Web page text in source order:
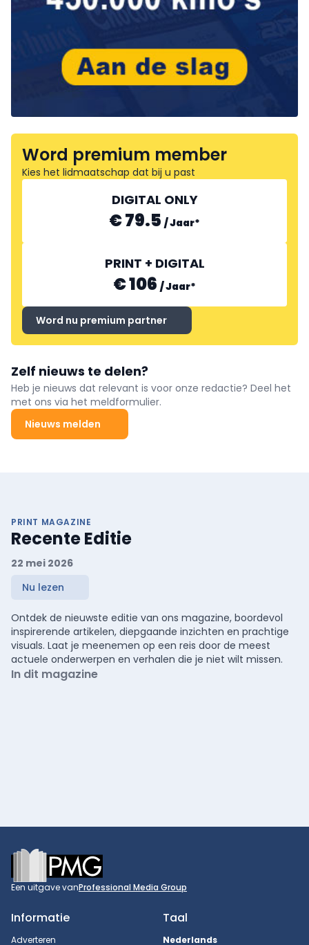
Word premium member
Kies het lidmaatschap dat bij u past
DIGITAL ONLY
€ 79.5 /Jaar*
PRINT + DIGITAL
€ 106 /Jaar*
Word nu premium partner
Zelf nieuws te delen?
Heb je nieuws dat relevant is voor onze redactie? Deel het
met ons via het meldformulier.
Nieuws melden
PRINT MAGAZINE
Recente Editie
22 mei 2026
Nu lezen
Ontdek de nieuwste editie van ons magazine, boordevol
inspirerende artikelen, diepgaande inzichten en prachtige
visuals. Laat je meenemen op een reis door de meest
actuele onderwerpen en verhalen die je niet wilt missen.
In dit magazine
Footer
Een uitgave vanProfessional Media Group
Informatie
Adverteren
Taal
Nederlands